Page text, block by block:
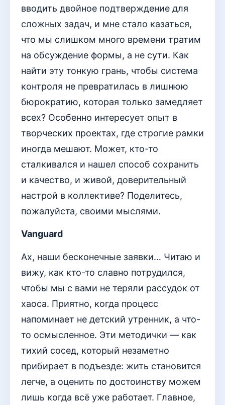
вводить двойное подтверждение для
сложных задач, и мне стало казаться,
что мы слишком много времени тратим
на обсуждение формы, а не сути. Как
найти эту тонкую грань, чтобы система
контроля не превратилась в лишнюю
бюрократию, которая только замедляет
всех? Особенно интересует опыт в
творческих проектах, где строгие рамки
иногда мешают. Может, кто-то
сталкивался и нашел способ сохранить
и качество, и живой, доверительный
настрой в коллективе? Поделитесь,
пожалуйста, своими мыслями.
Vanguard
Ах, наши бесконечные заявки… Читаю и
вижу, как кто-то славно потрудился,
чтобы мы с вами не теряли рассудок от
хаоса. Приятно, когда процесс
напоминает не детский утренник, а что-
то осмысленное. Эти методички — как
тихий сосед, который незаметно
прибирает в подъезде: жить становится
легче, а оценить по достоинству можем
лишь когда всё уже работает. Главное,